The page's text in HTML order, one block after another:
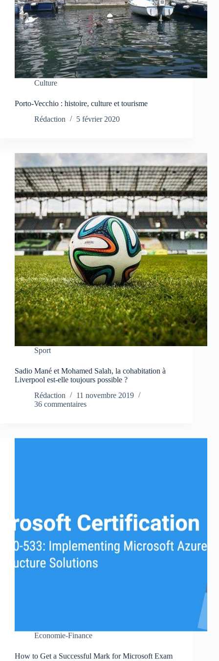
Culture
Porto-Vecchio : histoire, culture et tourisme
Rédaction
5 février 2020
Sport
Sadio Mané et Mohamed Salah, la cohabitation à
Liverpool est-elle toujours possible ?
Rédaction
11 novembre 2019
36 commentaires
Economie-Finance
How to Get a Successful Mark for Microsoft Exam